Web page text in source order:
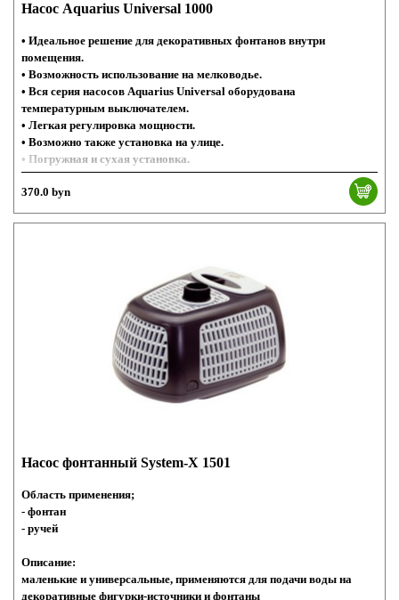
Насос Aquarius Universal 1000
• Идеальное решение для декоративных фонтанов внутри
помещения.
• Возможность использование на мелководье.
• Вся серия насосов Aquarius Universal оборудована
температурным выключателем.
• Легкая регулировка мощности.
• Возможно также установка на улице.
• Погружная и сухая установка.
370.0 byn
Насос фонтанный System-X 1501
Область применения;
- фонтан
- ручей
Описание:
маленькие и универсальные, применяются для подачи воды на
декоративные фигурки-источники и фонтаны